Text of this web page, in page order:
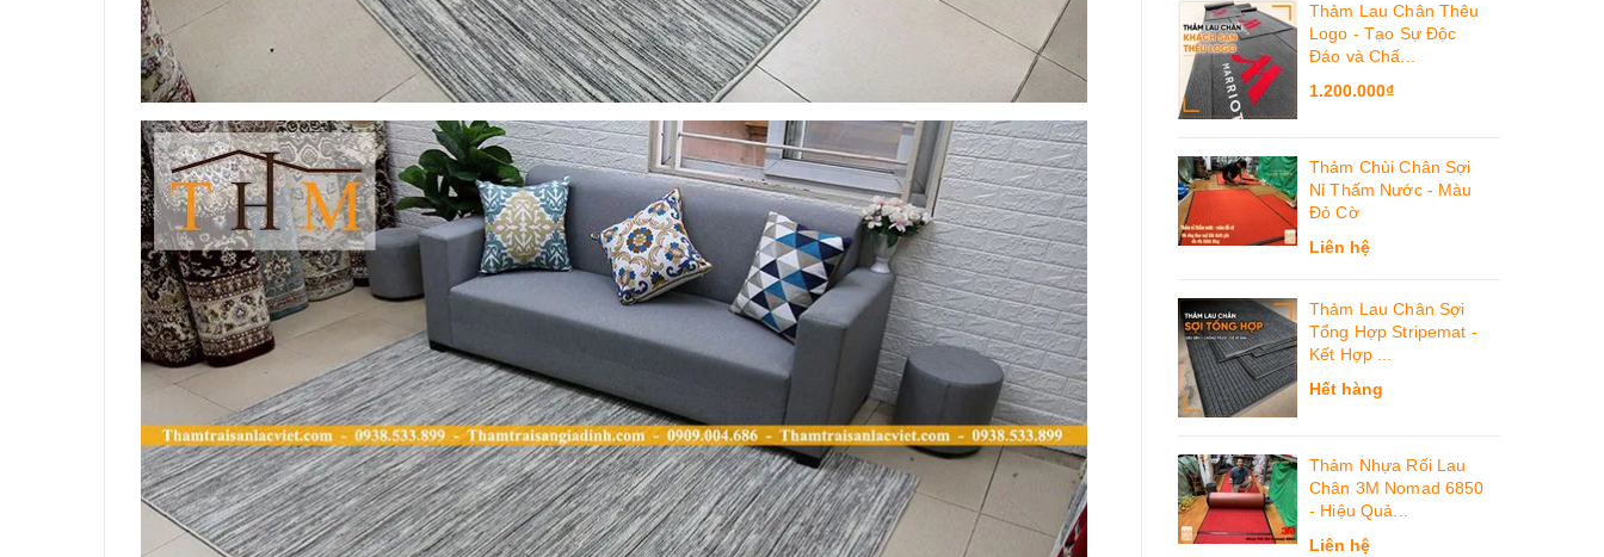
Thảm Lau Chân Thêu
Logo - Tạo Sự Độc
Đáo và Chấ...
1.200.000₫
Thảm Chùi Chân Sợi
Nỉ Thấm Nước - Màu
Đỏ Cờ
Liên hệ
Thảm Lau Chân Sợi
Tổng Hợp Stripemat -
Kết Hợp ...
Hết hàng
Thảm Nhựa Rối Lau
Chân 3M Nomad 6850
- Hiệu Quả...
Liên hệ